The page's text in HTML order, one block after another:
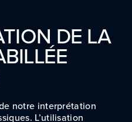
DE LA
notre interprétation
L’utilisation